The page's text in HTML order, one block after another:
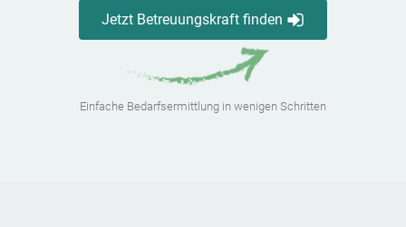
Jetzt Betreuungskraft finden
Einfache Bedarfsermittlung in wenigen Schritten